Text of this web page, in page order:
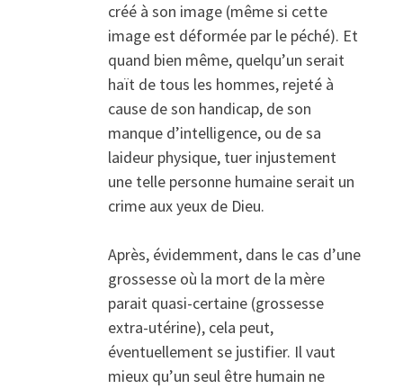
créé à son image (même si cette
image est déformée par le péché). Et
quand bien même, quelqu’un serait
haït de tous les hommes, rejeté à
cause de son handicap, de son
manque d’intelligence, ou de sa
laideur physique, tuer injustement
une telle personne humaine serait un
crime aux yeux de Dieu.
Après, évidemment, dans le cas d’une
grossesse où la mort de la mère
parait quasi-certaine (grossesse
extra-utérine), cela peut,
éventuellement se justifier. Il vaut
mieux qu’un seul être humain ne